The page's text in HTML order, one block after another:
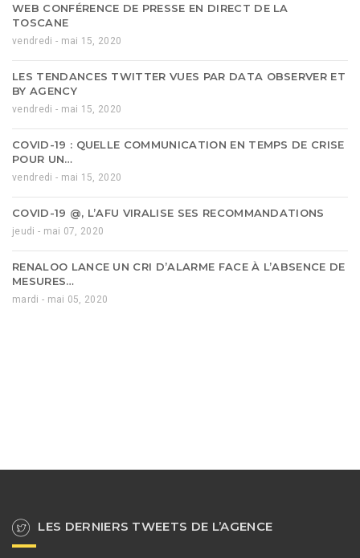
WEB CONFÉRENCE DE PRESSE EN DIRECT DE LA
TOSCANE
vendredi - mai 15, 2020
LES TENDANCES TWITTER VUES PAR DATA OBSERVER ET
BY AGENCY
vendredi - mai 15, 2020
COVID-19 : QUELLE COMMUNICATION EN TEMPS DE CRISE
POUR UN…
vendredi - mai 15, 2020
COVID-19 @, L’AFU VIRALISE SES RECOMMANDATIONS
jeudi - mai 07, 2020
RENALOO LANCE UN CRI D’ALARME FACE À L’ABSENCE DE
MESURES…
mardi - mai 05, 2020
LES DERNIERS TWEETS DE L’AGENCE